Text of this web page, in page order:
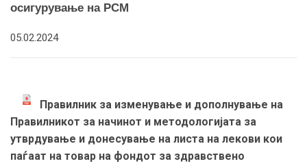
осигурување на РСМ
05.02.2024
Правилник за изменување и дополнување на
Правилникот за начинот и методологијата за
утврдување и донесување на листа на лекови кои
паѓаат на товар на фондот за здравствено